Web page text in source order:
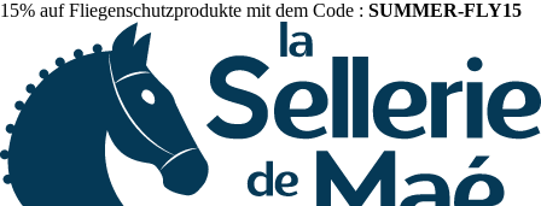
15% auf Fliegenschutzprodukte mit dem Code : SUMMER-FLY15